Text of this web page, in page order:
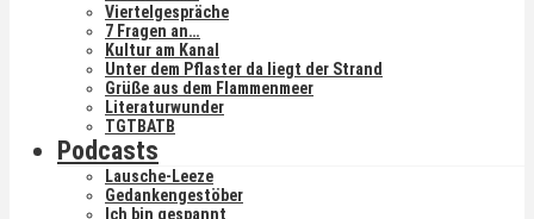
Viertelgespräche
7 Fragen an…
Kultur am Kanal
Unter dem Pflaster da liegt der Strand
Grüße aus dem Flammenmeer
Literaturwunder
TGTBATB
Podcasts
Lausche-Leeze
Gedankengestöber
Ich bin gespannt